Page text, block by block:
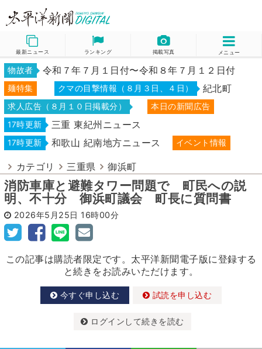
最新ニュース ランキング 掲載写真 メニュー
物故者 令和７年７月１日付〜令和８年７月１２日付
麺特集 クマの目撃情報（８月３日、４日） 紀北町
求人広告（８月１０日掲載分）
本日の新聞広告
17時更新
三重 東紀州ニュース
17時更新 和歌山 紀南地方ニュース イベント情報
カテゴリ 三重県 御浜町
消防車庫と避難タワー問題で 町民への説
明、不十分 御浜町議会 町長に質問書
2026年5月25日 16時00分
この記事は購読者限定です。太平洋新聞電子版に登録する
と続きをお読みいただけます。
今すぐ申し込む 試読を申し込む
ログインして続きを読む